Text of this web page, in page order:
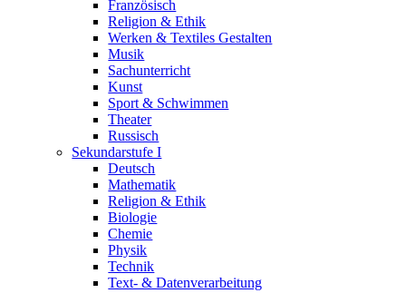
Französisch
Religion & Ethik
Werken & Textiles Gestalten
Musik
Sachunterricht
Kunst
Sport & Schwimmen
Theater
Russisch
Sekundarstufe I
Deutsch
Mathematik
Religion & Ethik
Biologie
Chemie
Physik
Technik
Text- & Datenverarbeitung